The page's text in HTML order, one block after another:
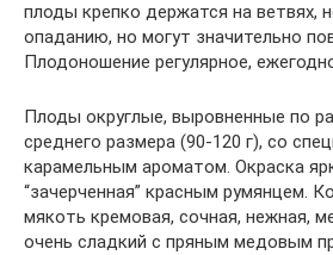
плоды крепко держатся на ветвях,
опаданию, но могут значительно
Плодоношение регулярное,
Плоды округлые, выровненные по
среднего размера (90-120 г), со
карамельным ароматом. Окраска
“зачерченная” красным румянцем.
мякоть кремовая, сочная, нежная,
очень сладкий с пряным медовым